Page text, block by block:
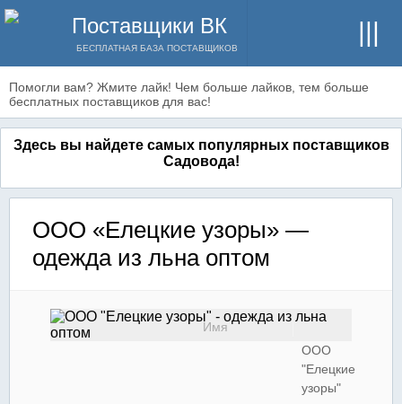
Поставщики ВК
БЕСПЛАТНАЯ БАЗА ПОСТАВЩИКОВ
Помогли вам? Жмите лайк! Чем больше лайков, тем больше
бесплатных поставщиков для вас!
Здесь вы найдете самых популярных поставщиков
Садовода!
ООО «Елецкие узоры» —
одежда из льна оптом
Имя
ООО
"Елецкие
узоры"